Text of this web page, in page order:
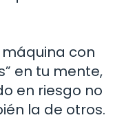
con
en tu mente,
en riesgo no
la de otros.